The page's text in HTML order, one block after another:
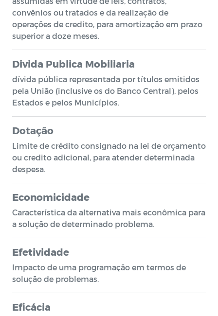
convênios ou tratados e da realização de
operações de credito, para amortização em prazo
superior a doze meses.
Divida Publica Mobiliaria
dívida pública representada por títulos emitidos
pela União (inclusive os do Banco Central), pelos
Estados e pelos Municípios.
Dotação
Limite de crédito consignado na lei de orçamento
ou credito adicional, para atender determinada
despesa.
Economicidade
Característica da alternativa mais econômica para
a solução de determinado problema.
Efetividade
Impacto de uma programação em termos de
solução de problemas.
Eficácia